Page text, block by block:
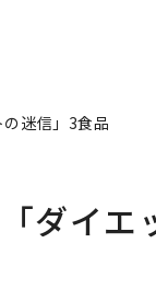
迷信」3食品
ダイエ